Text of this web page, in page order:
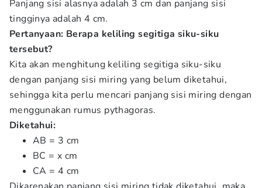
Panjang sisi alasnya adalah 3 cm dan panjang sisi
tingginya adalah 4 cm.
Pertanyaan: Berapa keliling segitiga siku-siku
tersebut?
Kita akan menghitung keliling segitiga siku-siku
dengan panjang sisi miring yang belum diketahui,
sehingga kita perlu mencari panjang sisi miring dengan
menggunakan rumus pythagoras.
Diketahui:
AB = 3 cm
BC = x cm
CA = 4 cm